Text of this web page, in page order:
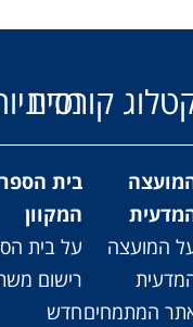
קורסים
המועצה
המתמחים
בית הספר
המקוון
על בית
רישום
חדש